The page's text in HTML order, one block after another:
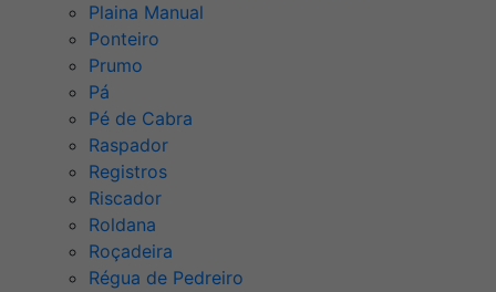
Plaina Manual
Ponteiro
Prumo
Pá
Pé de Cabra
Raspador
Registros
Riscador
Roldana
Roçadeira
Régua de Pedreiro